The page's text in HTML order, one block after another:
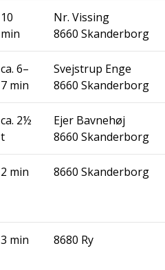
10
min
Nr. Vis­sing
8660 Skan­der­borg
ca. 6–
7 min
Svej­strup Enge
8660 Skan­der­borg
ca. 2½
t
Ejer Bav­ne­høj
8660 Skan­der­borg
2 min 8660 Skan­der­borg
3 min 8680 Ry